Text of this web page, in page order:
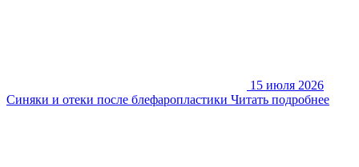
15 июля 2026
Синяки и отеки после блефаропластики Читать подробнее